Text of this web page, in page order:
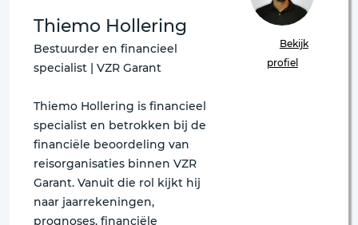
Thiemo Hollering
Bestuurder en financieel
specialist | VZR Garant
Thiemo Hollering is financieel
specialist en betrokken bij de
financiële beoordeling van
reisorganisaties binnen VZR
Garant. Vanuit die rol kijkt hij
naar jaarrekeningen,
prognoses, financiële
Bekijk
profiel